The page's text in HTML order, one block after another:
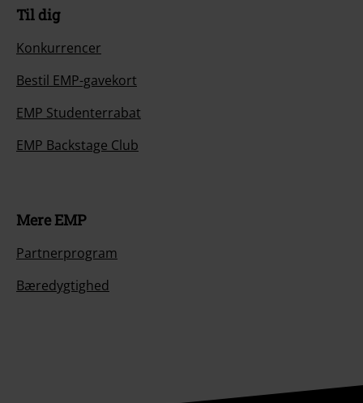
Til dig
Konkurrencer
Bestil EMP-gavekort
EMP Studenterrabat
EMP Backstage Club
Mere EMP
Partnerprogram
Bæredygtighed